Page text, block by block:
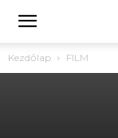
Kezdőlap FILM